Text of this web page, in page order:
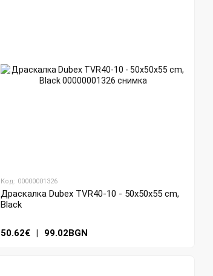
Код: 00000001326
Драскалка Dubex TVR40-10 - 50x50x55 cm,
Black
50.62€ | 99.02BGN